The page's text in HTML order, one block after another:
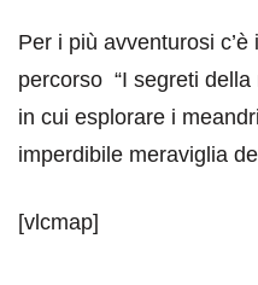
Per i più avventurosi c’è
percorso “I segreti della
in cui esplorare i
imperdibile meraviglia
[vlcmap]